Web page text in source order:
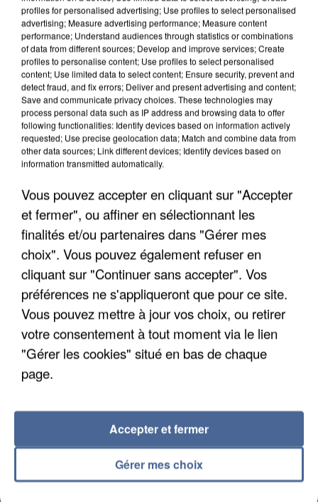
Algérie
Un cofondateur du réseau avait été interpellé
quelques jours plus tôt.
6 août 2026
Gabriel Attal et Raphaël Glucksmann visés par des
ingérences...
Sollicité, Sébastien Lecornu annonce un "travail
commun" avec les partis à la rentrée.
profiles for personalised advertising; Use profiles to select personalised
advertising; Measure advertising performance; Measure content
performance; Understand audiences through statistics or combinations
of data from different sources; Develop and improve services; Create
profiles to personalise content; Use profiles to select personalised
content; Use limited data to select content; Ensure security, prevent and
detect fraud, and fix errors; Deliver and present advertising and content;
Save and communicate privacy choices. These technologies may
process personal data such as IP address and browsing data to offer
following functionalities: Identify devices based on information actively
requested; Use precise geolocation data; Match and combine data from
other data sources; Link different devices; Identify devices based on
information transmitted automatically.
Vous pouvez accepter en cliquant sur "Accepter
et fermer", ou affiner en sélectionnant les
finalités et/ou partenaires dans "Gérer mes
choix". Vous pouvez également refuser en
cliquant sur "Continuer sans accepter". Vos
préférences ne s'appliqueront que pour ce site.
Vous pouvez mettre à jour vos choix, ou retirer
votre consentement à tout moment via le lien
"Gérer les cookies" situé en bas de chaque
page.
Gérer mes choix
Accepter et fermer